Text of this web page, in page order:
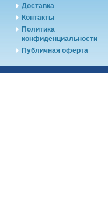
Доставка
Контакты
Политика
конфиденциальности
Публичная оферта